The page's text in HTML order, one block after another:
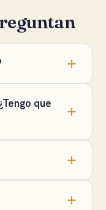
que